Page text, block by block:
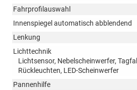
Fahrprofilauswahl
Innenspiegel automatisch abblendend
Lenkung
Lichttechnik
Lichtsensor, Nebelscheinwerfer,
Rückleuchten, LED-Scheinwerfer
Pannenhilfe